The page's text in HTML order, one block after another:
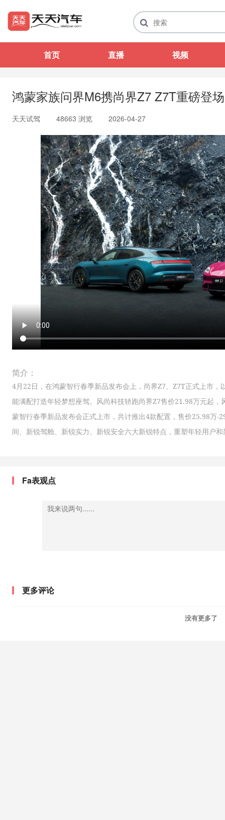
首页 直播 视频
鸿蒙家族问界M6携尚界Z7 Z7T重磅登
天天试驾 48663 浏览 2026-04-27
简介：
4月22日，在鸿蒙智行春季新品发布会上，尚界Z7、Z7T正式上市
能满配打造年轻梦想座驾。风尚科技轿跑尚界Z7售价21.98万元起
蒙智行春季新品发布会正式上市，共计推出4款配置，售价25.98万
间、新锐驾舱、新锐实力、新锐安全六大新锐特点，重塑年轻用户
Fa表观点
更多评论
没有更多了